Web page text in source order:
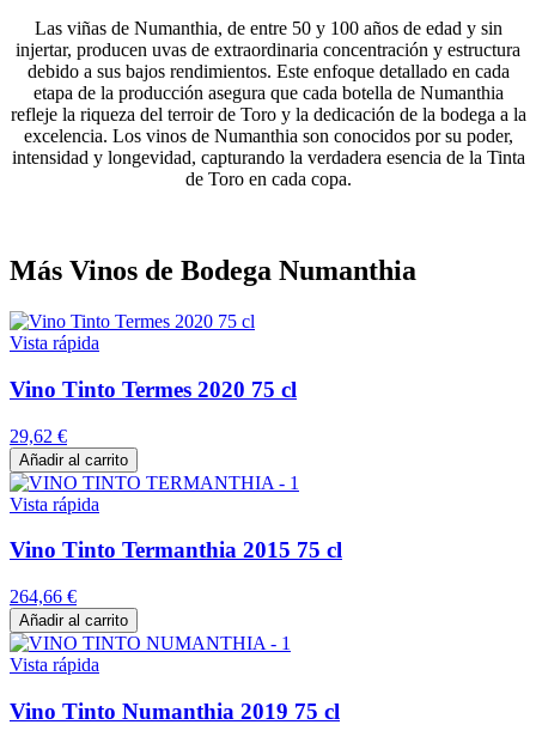
Las viñas de Numanthia, de entre 50 y 100 años de edad y sin
injertar, producen uvas de extraordinaria concentración y estructura
debido a sus bajos rendimientos. Este enfoque detallado en cada
etapa de la producción asegura que cada botella de Numanthia
refleje la riqueza del terroir de Toro y la dedicación de la bodega a la
excelencia. Los vinos de Numanthia son conocidos por su poder,
intensidad y longevidad, capturando la verdadera esencia de la Tinta
de Toro en cada copa.
Más Vinos de Bodega Numanthia
Vista rápida
Vino Tinto Termes 2020 75 cl
29,62 €
Añadir al carrito
Vista rápida
Vino Tinto Termanthia 2015 75 cl
264,66 €
Añadir al carrito
Vista rápida
Vino Tinto Numanthia 2019 75 cl